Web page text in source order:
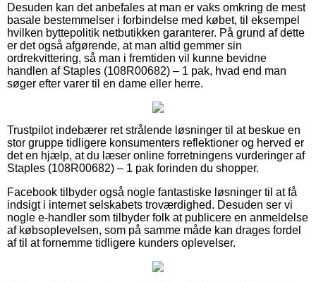
Desuden kan det anbefales at man er vaks omkring de mest
basale bestemmelser i forbindelse med købet, til eksempel
hvilken byttepolitik netbutikken garanterer. På grund af dette
er det også afgørende, at man altid gemmer sin
ordrekvittering, så man i fremtiden vil kunne bevidne
handlen af Staples (108R00682) – 1 pak, hvad end man
søger efter varer til en dame eller herre.
Trustpilot indebærer ret strålende løsninger til at beskue en
stor gruppe tidligere konsumenters reflektioner og herved er
det en hjælp, at du læser online forretningens vurderinger af
Staples (108R00682) – 1 pak forinden du shopper.
Facebook tilbyder også nogle fantastiske løsninger til at få
indsigt i internet selskabets troværdighed. Desuden ser vi
nogle e-handler som tilbyder folk at publicere en anmeldelse
af købsoplevelsen, som på samme måde kan drages fordel
af til at fornemme tidligere kunders oplevelser.